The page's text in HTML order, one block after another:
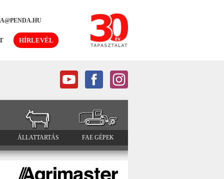
HÍRLEVÉL
ÁLLATTARTÁS FAE GÉPEK